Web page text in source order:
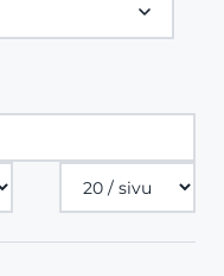
Tuotteita
sivulla